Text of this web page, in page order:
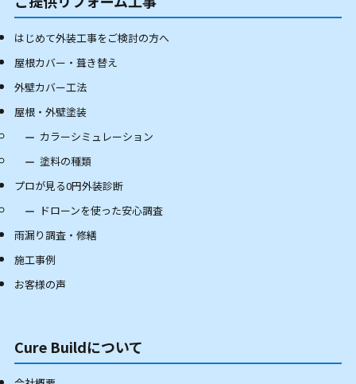
はじめて外装工事をご検討の方へ
屋根カバー・葺き替え
外壁カバー工法
屋根・外壁塗装
カラーシミュレーション
塗料の種類
プロが見る0円外装診断
ドローンを使った安心調査
雨漏り調査・修繕
施工事例
お客様の声
Cure Buildについて